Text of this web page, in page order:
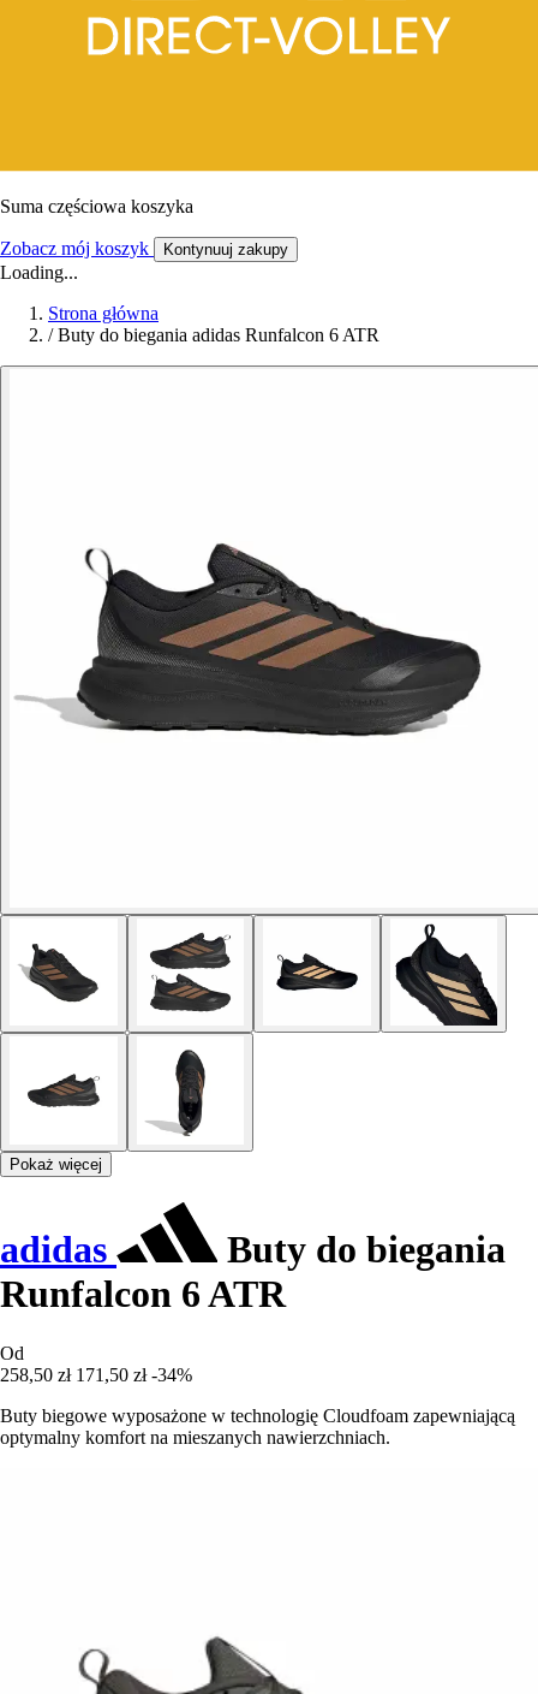
Suma częściowa koszyka
Zobacz mój koszyk Kontynuuj zakupy
Loading...
Strona główna
/ Buty do biegania adidas Runfalcon 6 ATR
Pokaż więcej
adidas
Buty do biegania
Runfalcon 6 ATR
Od
258,50 zł 171,50 zł -34%
Buty biegowe wyposażone w technologię Cloudfoam zapewniającą
optymalny komfort na mieszanych nawierzchniach.